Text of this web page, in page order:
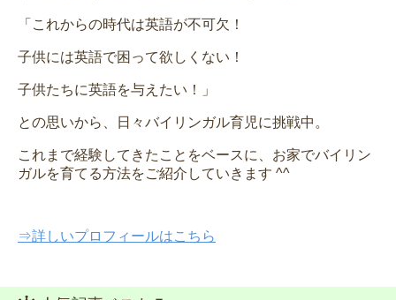
「これからの時代は英語が不可欠！
子供には英語で困って欲しくない！
子供たちに英語を与えたい！」
との思いから、日々バイリンガル育児に挑戦中。
これまで経験してきたことをベースに、お家でバイリン
ガルを育てる方法をご紹介していきます ^^
⇒詳しいプロフィールはこちら